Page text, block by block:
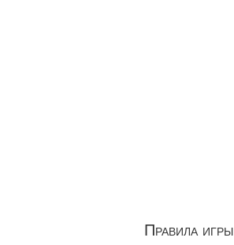
Правила игры